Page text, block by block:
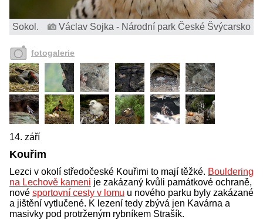
Sokol. Václav Sojka - Národní park České Švýcarsko
fotogalerie
14. září
Kouřim
Lezci v okolí středočeské Kouřimi to mají těžké. Bouldering
na Lechově kameni je zakázaný kvůli památkové ochraně,
nové sportovní cesty v lomu u nového parku byly zakázané
a jištění vytlučené. K lezení tedy zbývá jen Kavárna a
masivky pod protrženým rybníkem Strašík.